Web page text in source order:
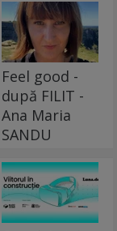
Feel good -
după FILIT -
Ana Maria
SANDU